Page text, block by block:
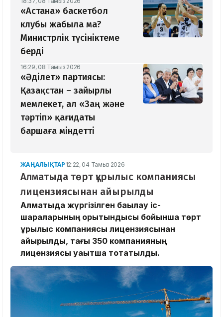
«Астана» баскетбол
клубы жабыла ма?
Министрлік түсініктеме
берді
16:29, 08 Тамыз 2026
«Әділет» партиясы:
Қазақстан – зайырлы
мемлекет, ал «Заң және
тәртіп» қағидаты
баршаға міндетті
ЖАҢАЛЫҚТАР 12:22, 04 Тамыз 2026
Алматыда төрт құрылыс компаниясы
лицензиясынан айырылды
Алматыда жүргізілген бақылау іс-
шараларының қорытындысы бойынша төрт
құрылыс компаниясы лицензиясынан
айырылды, тағы 350 компанияның
лицензиясы уақытша тоқтатылды.